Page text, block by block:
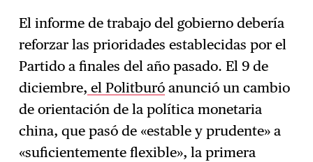
El informe de trabajo del gobierno debería
reforzar las prioridades establecidas por el
Partido a finales del año pasado. El 9 de
diciembre, el Politburó anunció un cambio
de orientación de la política monetaria
china, que pasó de «estable y prudente» a
«suficientemente flexible», la primera